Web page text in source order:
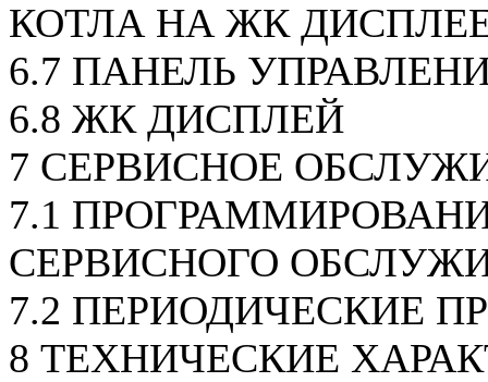
КОТЛА НА ЖК
6.7 ПАНЕЛЬ
6.8 ЖК ДИСПЛЕЙ
7 СЕРВИСНОЕ
7.1
СЕРВИСНОГО
7.2 ПЕРИОДИЧЕСКИЕ
8 ТЕХНИЧЕСКИЕ